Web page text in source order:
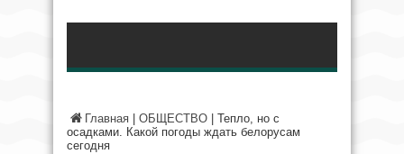
Главная ОБЩЕСТВО
Тепло, но с
осадками. Какой погоды ждать белорусам
сегодня